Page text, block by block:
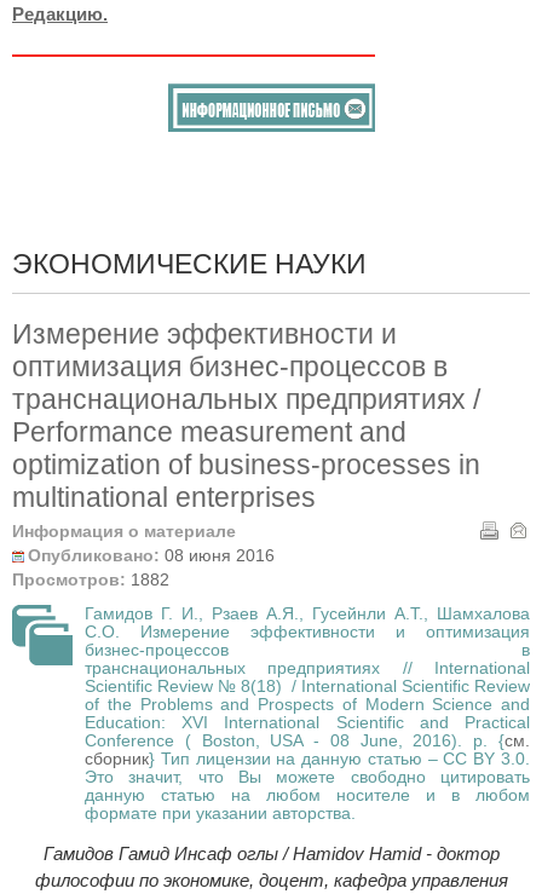
Редакцию.
ЭКОНОМИЧЕСКИЕ НАУКИ
Измерение эффективности и
оптимизация бизнес-процессов в
транснациональных предприятиях /
Performance measurement and
optimization of business-processes in
multinational enterprises
Информация о материале
Опубликовано: 08 июня 2016
Просмотров: 1882
Гамидов Г. И., Рзаев А.Я., Гусейнли А.Т., Шамхалова
С.О. Измерение эффективности и оптимизация
бизнес-процессов в
транснациональных предприятиях // International
Scientific Review № 8(18) / International Scientific Review
of the Problems and Prospects of Modern Science and
Education: XVI International Scientific and Practical
Conference ( Boston, USA - 08 June, 2016). p. {см.
сборник} Тип лицензии на данную статью – CC BY 3.0.
Это значит, что Вы можете свободно цитировать
данную статью на любом носителе и в любом
формате при указании авторства.
Гамидов Гамид Инсаф оглы / Hamidov Hamid - доктор
философии по экономике, доцент, кафедра управления